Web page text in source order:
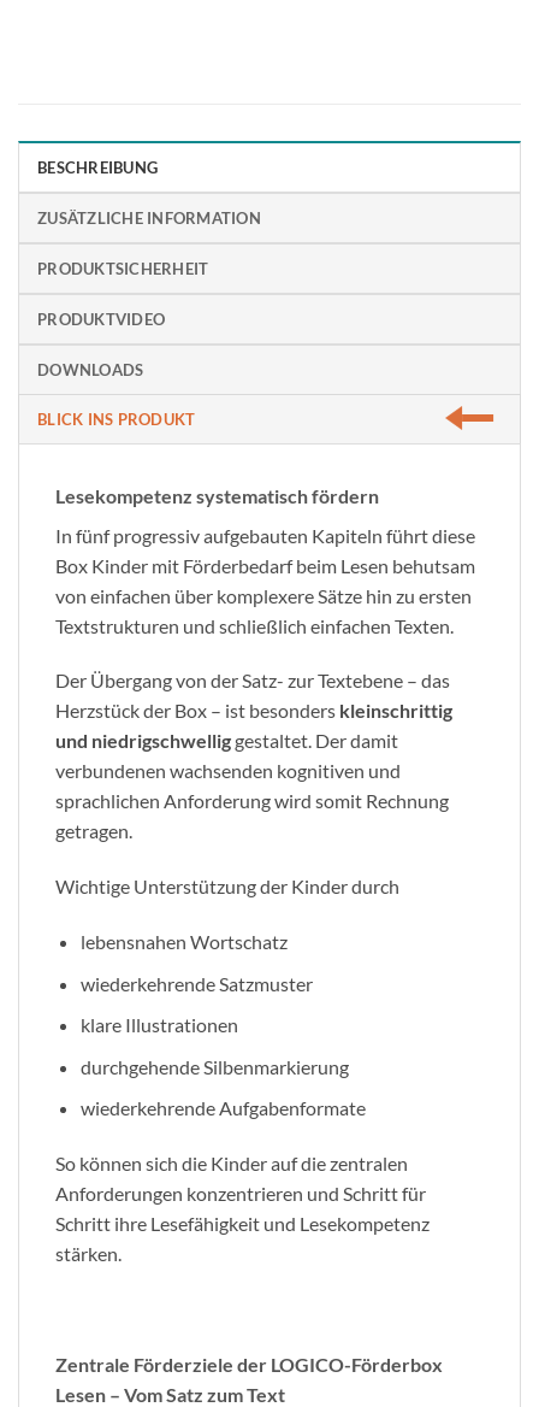
BESCHREIBUNG
ZUSÄTZLICHE INFORMATION
PRODUKTSICHERHEIT
PRODUKTVIDEO
DOWNLOADS
BLICK INS PRODUKT
Lesekompetenz systematisch fördern
In fünf progressiv aufgebauten Kapiteln führt diese
Box Kinder mit Förderbedarf beim Lesen behutsam
von einfachen über komplexere Sätze hin zu ersten
Textstrukturen und schließlich einfachen Texten.
Der Übergang von der Satz- zur Textebene – das
Herzstück der Box – ist besonders kleinschrittig
und niedrigschwelliggestaltet. Der damit
verbundenen wachsenden kognitiven und
sprachlichen Anforderung wird somit Rechnung
getragen.
Wichtige Unterstützung der Kinder durch
lebensnahen Wortschatz
wiederkehrende Satzmuster
klare Illustrationen
durchgehende Silbenmarkierung
wiederkehrende Aufgabenformate
So können sich die Kinder auf die zentralen
Anforderungen konzentrieren und Schritt für
Schritt ihre Lesefähigkeit und Lesekompetenz
stärken.
Zentrale Förderziele der LOGICO-Förderbox
Lesen – Vom Satz zum Text